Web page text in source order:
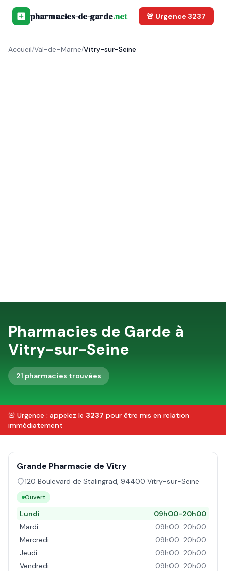
pharmacies-de-garde.net 🚨 Urgence 3237
Accueil/Val-de-Marne/Vitry-sur-Seine
Pharmacies de Garde à
Vitry-sur-Seine
21 pharmacies trouvées
🚨 Urgence : appelez le 3237 pour être mis en relation
immédiatement
Grande Pharmacie de Vitry
120 Boulevard de Stalingrad, 94400 Vitry-sur-Seine
Ouvert
Lundi
09h00-20h00
Mardi
09h00-20h00
Mercredi
09h00-20h00
Jeudi
09h00-20h00
Vendredi
09h00-20h00